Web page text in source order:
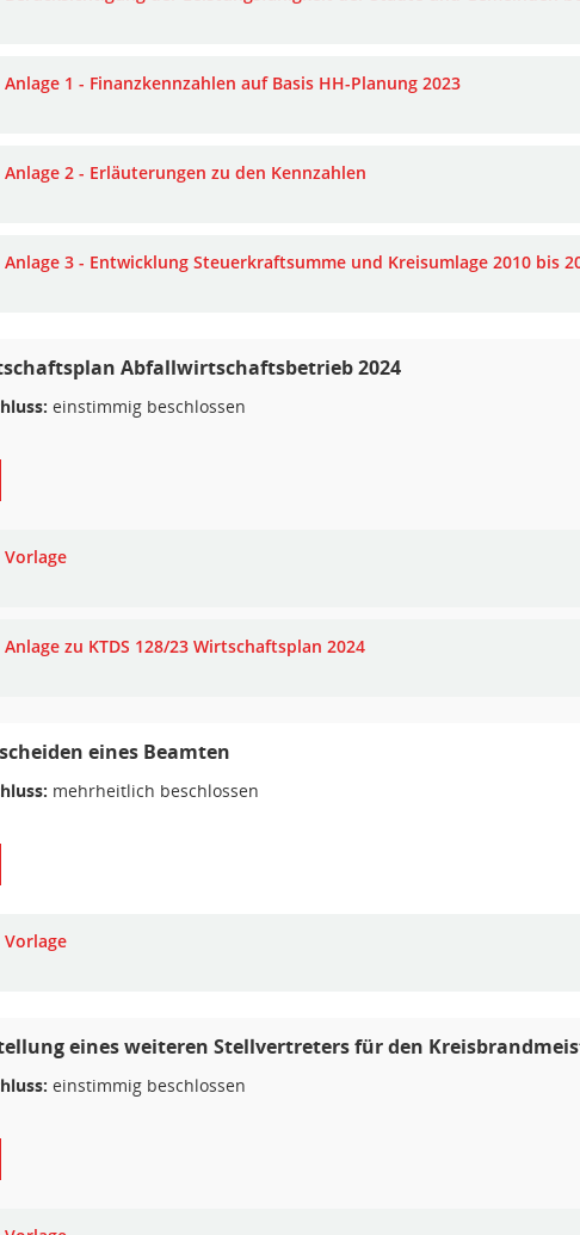
Anlage 1 - Finanzkennzahlen auf Basis HH-Planung 2023
Anlage 2 - Erläuterungen zu den Kennzahlen
Anlage 3 - Entwicklung Steuerkraftsumme und Kreisumlage 2010 bis
Abfallwirtschaftsbetrieb 2024
einstimmig beschlossen
Vorlage
Anlage zu KTDS 128/23 Wirtschaftsplan 2024
eines Beamten
mehrheitlich beschlossen
Vorlage
eines weiteren Stellvertreters für den
einstimmig beschlossen